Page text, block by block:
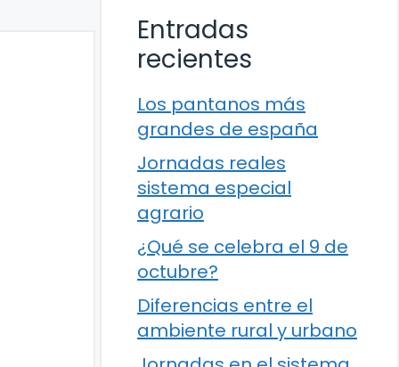
Entradas
recientes
Los pantanos más
grandes de españa
Jornadas reales
sistema especial
agrario
¿Qué se celebra el 9 de
octubre?
Diferencias entre el
ambiente rural y urbano